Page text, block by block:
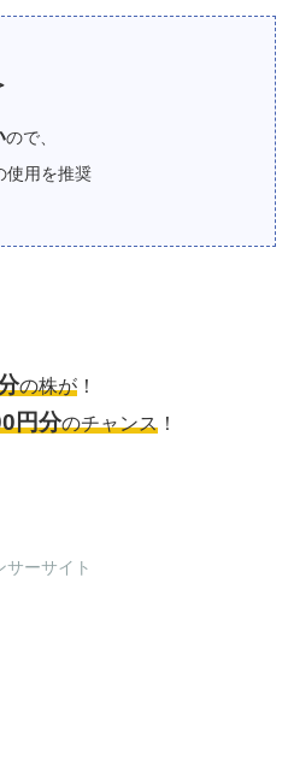
ので、
使用を推奨
の株が ！
円分のチャンス ！
サーサイト